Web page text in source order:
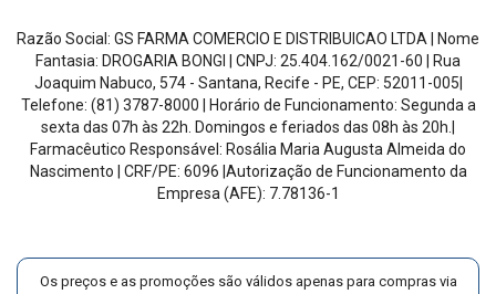
Razão Social: GS FARMA COMERCIO E DISTRIBUICAO LTDA | Nome
Fantasia: DROGARIA BONGI | CNPJ: 25.404.162/0021-60 | Rua
Joaquim Nabuco, 574 - Santana, Recife - PE, CEP: 52011-005|
Telefone: (81) 3787-8000 | Horário de Funcionamento: Segunda a
sexta das 07h às 22h. Domingos e feriados das 08h às 20h |
Farmacêutico Responsável: Rosália Maria Augusta Almeida do
Nascimento | CRF/PE: 6096 |Autorização de Funcionamento da
Empresa (AFE): 7.78136-1
Os preços e as promoções são válidos apenas para compras via